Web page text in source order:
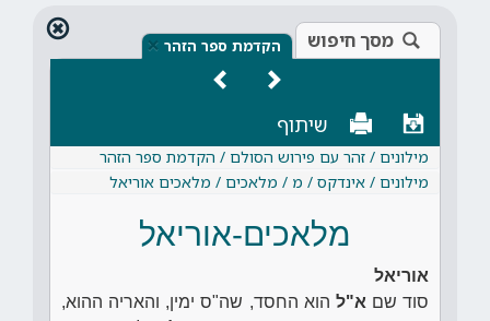
מסך חיפוש הקדמת ספר הזהר ×
שיתוף
מילונים / זהר עם פירוש הסולם / הקדמת ספר הזהר
מילונים / אינדקס / מ / מלאכים / מלאכים אוריאל
מלאכים-אוריאל
אוריאל
סוד שם א"ל הוא החסד, שה"ס ימין, והאריה ההוא,